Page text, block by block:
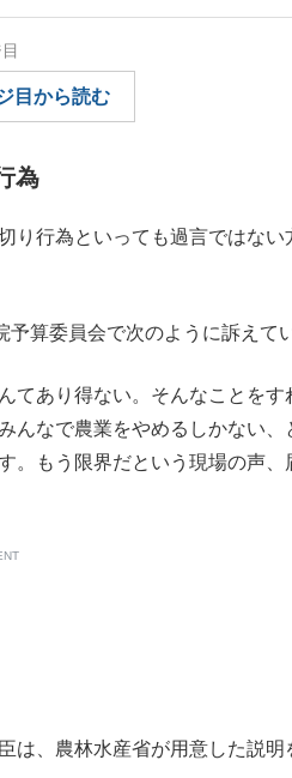
目から読む
為
行為といっても過言ではない
算委員会で次のように訴えてい
てあり得ない。そんなことをす
んなで農業をやめるしかない、
。もう限界だという現場の声、
、農林水産省が用意した説明